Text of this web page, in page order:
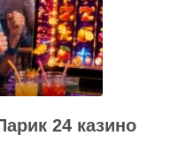
до суду …
24 казино